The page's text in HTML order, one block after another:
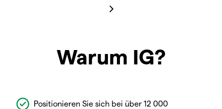
Warum IG?
Positionieren Sie sich bei über 12 000